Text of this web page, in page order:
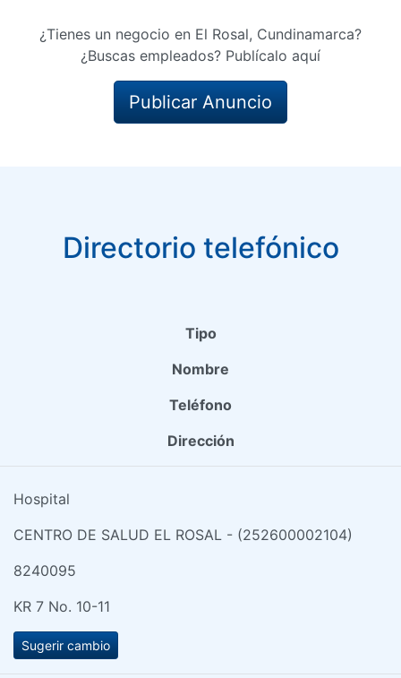
¿Tienes un negocio en El Rosal, Cundinamarca?
¿Buscas empleados? Publícalo aquí
Publicar Anuncio
Directorio telefónico
Tipo
Nombre
Teléfono
Dirección
Hospital
CENTRO DE SALUD EL ROSAL - (252600002104)
8240095
KR 7 No. 10-11
Sugerir cambio